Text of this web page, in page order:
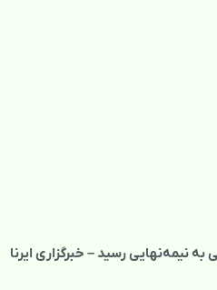
نیمه‌نهایی رسید – خبرگزاری ایرنا